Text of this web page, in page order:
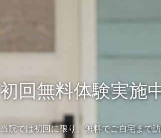
初回無料体験実施
当院では初回に限り、無料でご自宅まで